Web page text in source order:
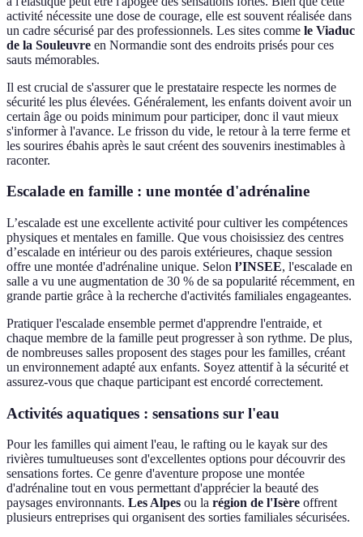
activité nécessite une dose de courage, elle est souvent réalisée dans
un cadre sécurisé par des professionnels. Les sites comme le Viaduc
de la Souleuvre en Normandie sont des endroits prisés pour ces
sauts mémorables.
Il est crucial de s'assurer que le prestataire respecte les normes de
sécurité les plus élevées. Généralement, les enfants doivent avoir un
certain âge ou poids minimum pour participer, donc il vaut mieux
s'informer à l'avance. Le frisson du vide, le retour à la terre ferme et
les sourires ébahis après le saut créent des souvenirs inestimables à
raconter.
Escalade en famille : une montée d'adrénaline
L’escalade est une excellente activité pour cultiver les compétences
physiques et mentales en famille. Que vous choisissiez des centres
d’escalade en intérieur ou des parois extérieures, chaque session
offre une montée d'adrénaline unique. Selon l’INSEE, l'escalade en
salle a vu une augmentation de 30 % de sa popularité récemment, en
grande partie grâce à la recherche d'activités familiales engageantes.
Pratiquer l'escalade ensemble permet d'apprendre l'entraide, et
chaque membre de la famille peut progresser à son rythme. De plus,
de nombreuses salles proposent des stages pour les familles, créant
un environnement adapté aux enfants. Soyez attentif à la sécurité et
assurez-vous que chaque participant est encordé correctement.
Activités aquatiques : sensations sur l'eau
Pour les familles qui aiment l'eau, le rafting ou le kayak sur des
rivières tumultueuses sont d'excellentes options pour découvrir des
sensations fortes. Ce genre d'aventure propose une montée
d'adrénaline tout en vous permettant d'apprécier la beauté des
paysages environnants. Les Alpes ou la région de l'Isère offrent
plusieurs entreprises qui organisent des sorties familiales sécurisées.